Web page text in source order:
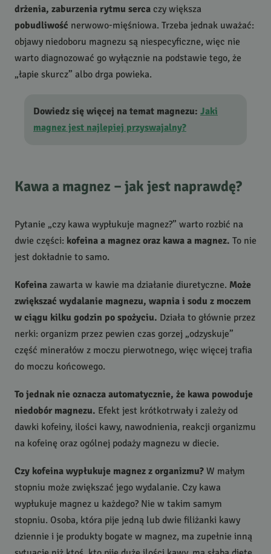
drżenia, zaburzenia rytmu serca czy większa
pobudliwość nerwowo-mięśniowa. Trzeba jednak uważać:
objawy niedoboru magnezu są niespecyficzne, więc nie
warto diagnozować go wyłącznie na podstawie tego, że
„łapie skurcz” albo drga powieka.
Dowiedz się więcej na temat magnezu: Jaki
magnez jest najlepiej przyswajalny?
Kawa a magnez – jak jest naprawdę?
Pytanie „czy kawa wypłukuje magnez?” warto rozbić na
dwie części: kofeina a magnez oraz kawa a magnez. To nie
jest dokładnie to samo.
Kofeina zawarta w kawie ma działanie diuretyczne. Może
zwiększać wydalanie magnezu, wapnia i sodu z moczem
w ciągu kilku godzin po spożyciu. Działa to głównie przez
nerki: organizm przez pewien czas gorzej „odzyskuje”
część minerałów z moczu pierwotnego, więc więcej trafia
do moczu końcowego.
To jednak nie oznacza automatycznie, że kawa powoduje
niedobór magnezu. Efekt jest krótkotrwały i zależy od
dawki kofeiny, ilości kawy, nawodnienia, reakcji organizmu
na kofeinę oraz ogólnej podaży magnezu w diecie.
Czy kofeina wypłukuje magnez z organizmu? W małym
stopniu może zwiększać jego wydalanie. Czy kawa
wypłukuje magnez u każdego? Nie w takim samym
stopniu. Osoba, która pije jedną lub dwie filiżanki kawy
dziennie i je produkty bogate w magnez, ma zupełnie inną